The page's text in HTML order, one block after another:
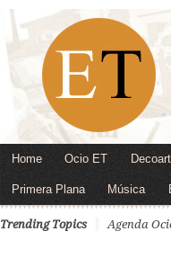
Home Ocio ET
Primera Plana Música
Trending Topics Agenda